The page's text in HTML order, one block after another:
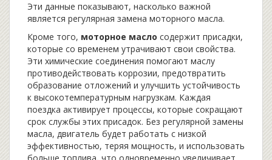
Эти данные показывают, насколько важной
является регулярная замена моторного масла.
Кроме того, моторное масло содержит присадки,
которые со временем утрачивают свои свойства.
Эти химические соединения помогают маслу
противодействовать коррозии, предотвратить
образование отложений и улучшить устойчивость
к высокотемпературным нагрузкам. Каждая
поездка активирует процессы, которые сокращают
срок службы этих присадок. Без регулярной замены
масла, двигатель будет работать с низкой
эффективностью, теряя мощность, и использовать